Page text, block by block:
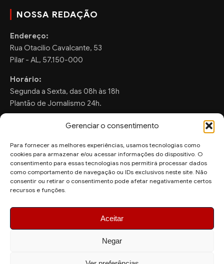
Gerenciar o consentimento
Para fornecer as melhores experiências, usamos tecnologias como
cookies para armazenar e/ou acessar informações do dispositivo. O
consentimento para essas tecnologias nos permitirá processar dados
como comportamento de navegação ou IDs exclusivos neste site. Não
consentir ou retirar o consentimento pode afetar negativamente certos
recursos e funções.
Aceitar
Negar
NOSSA REDAÇÃO
Endereço:
Rua Otacilio Cavalcante, 53
Pilar - AL, 57.150-000
Horário:
Segunda a Sexta, das 08h às 18h
Plantão de Jornalismo 24h.
FALE CONOSCO
Sugestões de Pauta:
ronaldo.valentim150@gmail.com